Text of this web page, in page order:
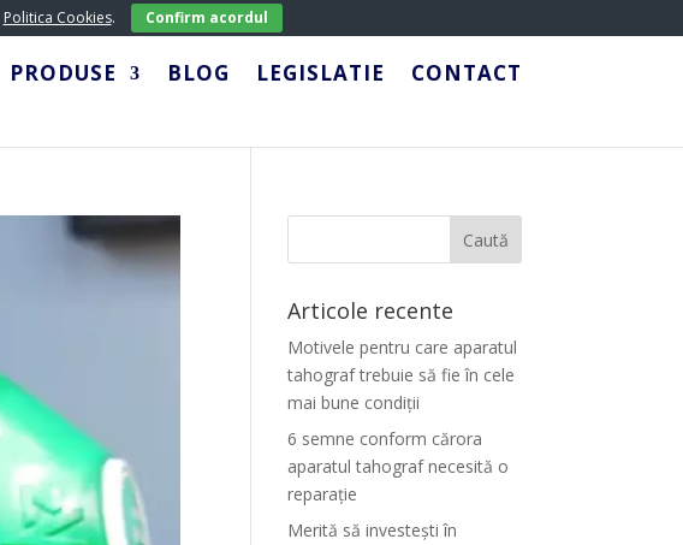
PRODUSE BLOG LEGISLATIE CONTACT
Articole recente
Motivele pentru care aparatul
tahograf trebuie să fie în cele
mai bune condiții
6 semne conform cărora
aparatul tahograf necesită o
reparație
Merită să investești în
Politica Cookies. Confirm acordul